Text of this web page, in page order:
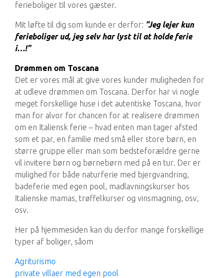
ferieboliger til vores gæster.
Mit løfte til dig som kunde er derfor: ”Jeg lejer kun
ferieboliger ud, jeg selv har lyst til at holde ferie
i…!”
Drømmen om Toscana
Det er vores mål at give vores kunder muligheden for
at udleve drømmen om Toscana. Derfor har vi nogle
meget forskellige huse i det autentiske Toscana, hvor
man for alvor for chancen for at realisere drømmen
om en Italiensk ferie – hvad enten man tager afsted
som et par, en familie med små eller store børn, en
større gruppe eller man som bedsteforældre gerne
vil invitere børn og børnebørn med på en tur. Der er
mulighed for både naturferie med bjergvandring,
badeferie med egen pool, madlavningskurser hos
Italienske mamas, trøffelkurser og vinsmagning, osv,
osv.
Her på hjemmesiden kan du derfor mange forskellige
typer af boliger, såom
Agriturismo
private villaer med egen pool